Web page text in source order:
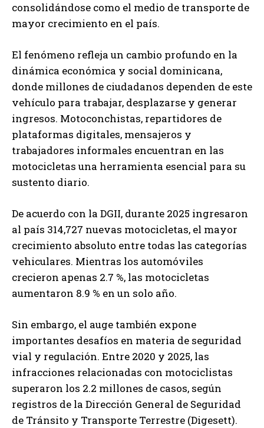
consolidándose como el medio de transporte de
mayor crecimiento en el país.
El fenómeno refleja un cambio profundo en la
dinámica económica y social dominicana,
donde millones de ciudadanos dependen de este
vehículo para trabajar, desplazarse y generar
ingresos. Motoconchistas, repartidores de
plataformas digitales, mensajeros y
trabajadores informales encuentran en las
motocicletas una herramienta esencial para su
sustento diario.
De acuerdo con la DGII, durante 2025 ingresaron
al país 314,727 nuevas motocicletas, el mayor
crecimiento absoluto entre todas las categorías
vehiculares. Mientras los automóviles
crecieron apenas 2.7 %, las motocicletas
aumentaron 8.9 % en un solo año.
Sin embargo, el auge también expone
importantes desafíos en materia de seguridad
vial y regulación. Entre 2020 y 2025, las
infracciones relacionadas con motociclistas
superaron los 2.2 millones de casos, según
registros de la Dirección General de Seguridad
de Tránsito y Transporte Terrestre (Digesett).